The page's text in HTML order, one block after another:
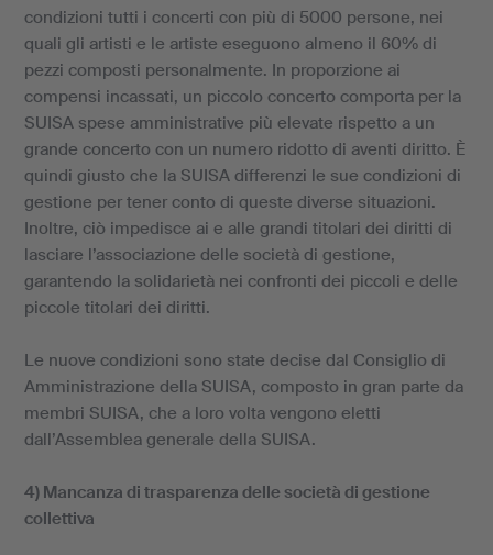
condizioni tutti i concerti con più di 5000 persone, nei
quali gli artisti e le artiste eseguono almeno il 60% di
pezzi composti personalmente. In proporzione ai
compensi incassati, un piccolo concerto comporta per la
SUISA spese amministrative più elevate rispetto a un
grande concerto con un numero ridotto di aventi diritto. È
quindi giusto che la SUISA differenzi le sue condizioni di
gestione per tener conto di queste diverse situazioni.
Inoltre, ciò impedisce ai e alle grandi titolari dei diritti di
lasciare l’associazione delle società di gestione,
garantendo la solidarietà nei confronti dei piccoli e delle
piccole titolari dei diritti.
Le nuove condizioni sono state decise dal Consiglio di
Amministrazione della SUISA, composto in gran parte da
membri SUISA, che a loro volta vengono eletti
dall’Assemblea generale della SUISA.
4) Mancanza di trasparenza delle società di gestione
collettiva